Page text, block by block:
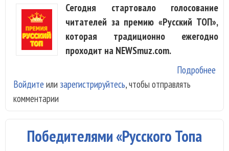
Сегодня стартовало голосование
читателей за премию «Русский ТОП»,
которая традиционно ежегодно
проходит на NEWSmuz.com.
Подробнее
Войдите или зарегистрируйтесь, чтобы отправлять
комментарии
Победителями «Русского Топа